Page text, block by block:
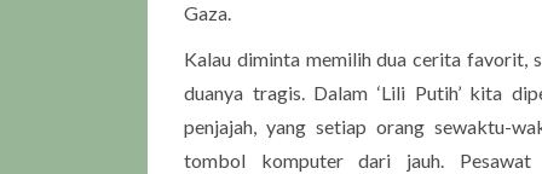
Gaza.
Kalau diminta memilih dua cerita favorit,
duanya tragis. Dalam ‘Lili Putih’ kita
penjajah, yang setiap orang sewaktu-
tombol komputer dari jauh. Pesawat